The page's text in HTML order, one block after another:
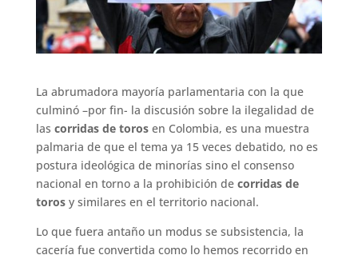
La abrumadora mayoría parlamentaria con la que
culminó –por fin- la discusión sobre la ilegalidad de
las corridas de torosen Colombia, es una muestra
palmaria de que el tema ya 15 veces debatido, no es
postura ideológica de minorías sino el consenso
nacional en torno a la prohibición de corridas de
torosy similares en el territorio nacional.
Lo que fuera antaño un modus se subsistencia, la
cacería fue convertida como lo hemos recorrido en